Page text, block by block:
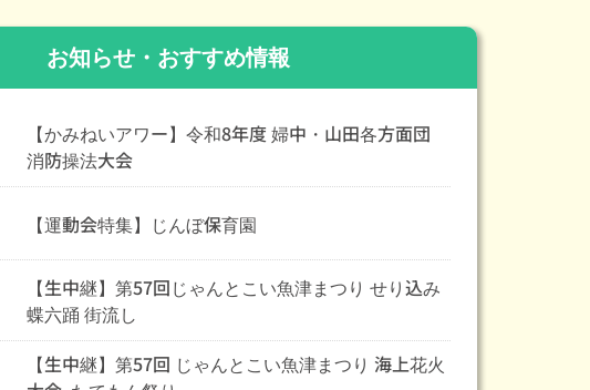
お知らせ・おすすめ情報
【かみねいアワー】令和8年度 婦中・山田各方面団
消防操法大会
【運動会特集】じんぼ保育園
【生中継】第57回じゃんとこい魚津まつり せり込み
蝶六踊 街流し
【生中継】第57回 じゃんとこい魚津まつり 海上花火